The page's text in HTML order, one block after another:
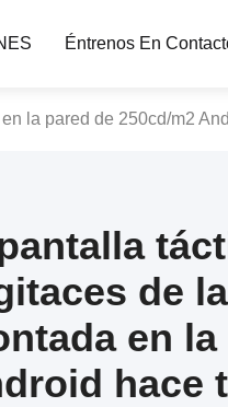
Éntrenos En
la pared de 250cd/m2
de
en
hace